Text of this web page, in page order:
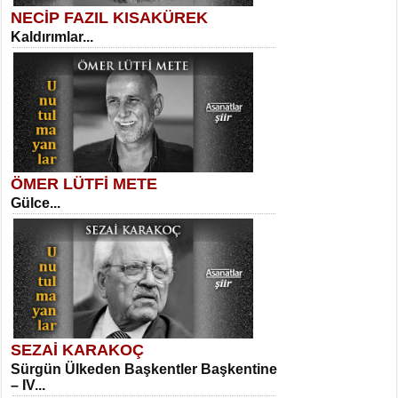
SELAHATTİN YILDIZ
İnsanın Zindanı...
MEHMET TAŞTAN
Vagon’da Bir Şairle...
SITKI CANEY
Oruçla Devrim ve Özgürlüğe…...
Meral Yağmur
Eski Bir Şiir...
Kadir Ünal
Ayağıma Dolanan Yokuş...
NECİP FAZIL KISAKÜREK
Kaldırımlar...
ÖMER LÜTFİ METE
Gülce...
SEZAİ KARAKOÇ
Sürgün Ülkeden Başkentler Başkentine
– IV...